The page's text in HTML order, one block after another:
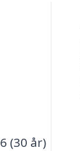
(30 år)